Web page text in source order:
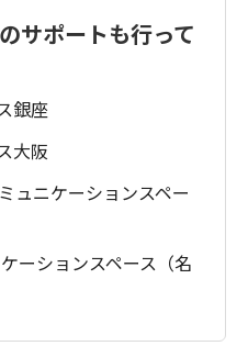
サポートも行って
銀座
大阪
ュニケーションスペー
ーションスペース（名